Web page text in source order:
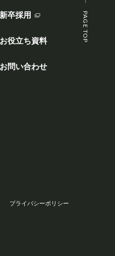
PAGE TOP
新卒採用
お役立ち資料
お問い合わせ
プライバシーポリシー